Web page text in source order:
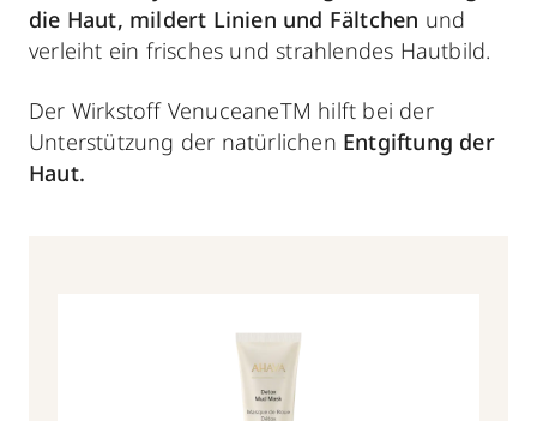
die Haut, mildert Linien und Fältchen und
verleiht ein frisches und strahlendes Hautbild.
Der Wirkstoff VenuceaneTM hilft bei der
Unterstützung der natürlichen Entgiftung der
Haut.